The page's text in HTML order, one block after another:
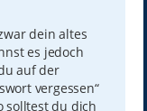
dein altes
es jedoch
auf der
vergessen“
solltest du dich